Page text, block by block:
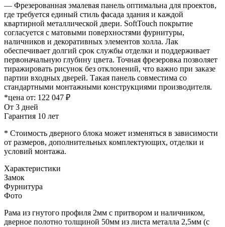
— Фрезерованная эмалевая панель оптимальна для проектов,
где требуется единый стиль фасада здания и каждой
квартирной металлической двери. SoftTouch покрытие
согласуется с матовыми поверхностями фурнитуры,
наличников и декоративных элементов холла. Лак
обеспечивает долгий срок службы отделки и поддерживает
первоначальную глубину цвета. Точная фрезеровка позволяет
тиражировать рисунок без отклонений, что важно при заказе
партии входных дверей. Такая панель совместима со
стандартными монтажными конструкциями производителя.
*цена от: 122 047 ₽
От 3 дней
Гарантия 10 лет
* Стоимость дверного блока может изменяться в зависимости
от размеров, дополнительных комплектующих, отделки и
условий монтажа.
Характеристики
Замок
Фурнитура
Фото
Рама из гнутого профиля 2мм с притвором и наличником,
дверное полотно толщиной 50мм из листа металла 2,5мм (с